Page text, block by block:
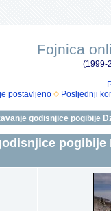
Fojnica
(1999-
postavljeno Posljednji
godisnjice pogibije
pogibije